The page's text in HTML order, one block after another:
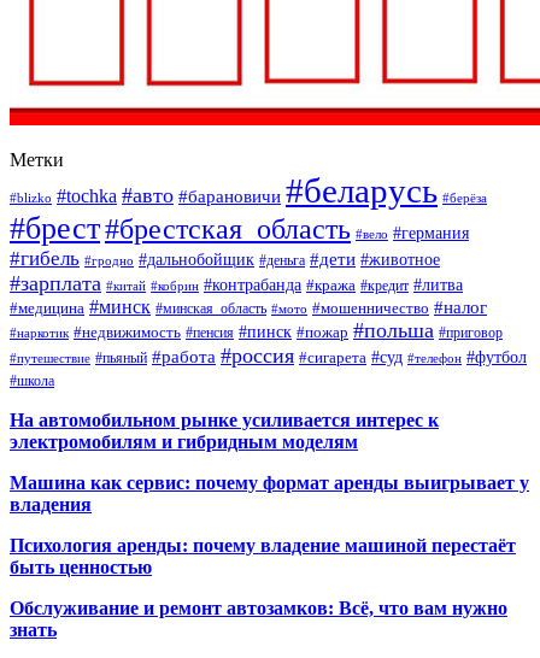
Метки
#blizko #tochka #авто #барановичи #беларусь #берёза
#брест#брестская_область #вело #германия
#гибель #гродно #дальнобойщик #деньга #дети #животное
#зарплата #китай #кобрин #контрабанда #кража #кредит #литва
#медицина #минск #минская_область #мото #мошенничество #налог
#наркотик #недвижимость #пенсия #пинск #пожар #польша #приговор
#путешествие #пьяный #работа #россия #сигарета #суд #телефон #футбол
#школа
На автомобильном рынке усиливается интерес к
электромобилям и гибридным моделям
Машина как сервис: почему формат аренды выигрывает у
владения
Психология аренды: почему владение машиной перестаёт
быть ценностью
Обслуживание и ремонт автозамков: Всё, что вам нужно
знать